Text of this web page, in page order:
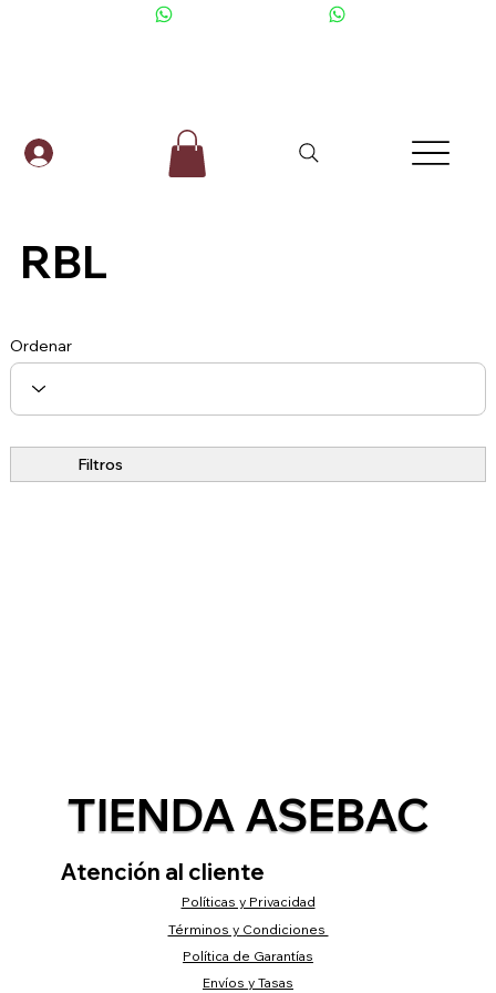
RBL
Filtros
Ordenar
TIENDA ASEBAC
Atención al cliente
Políticas y Privacidad
Términos y Condiciones
Envíos y Tasas
Política de Garantías